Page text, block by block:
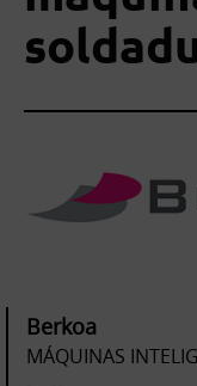
Berkoa
MÁQUINAS